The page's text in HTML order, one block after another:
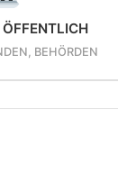
BEHÖRDEN